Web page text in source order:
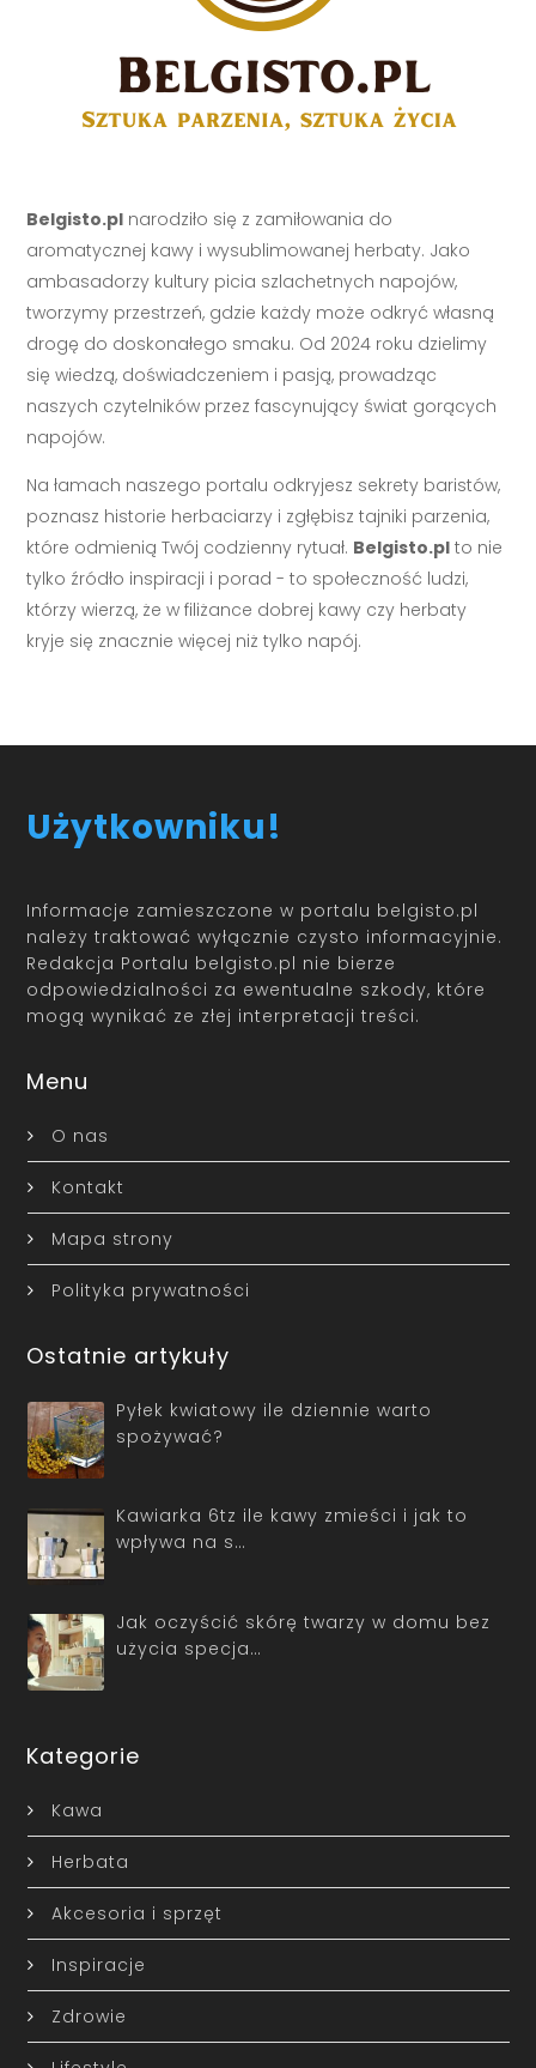
Belgisto.pl narodziło się z zamiłowania do
aromatycznej kawy i wysublimowanej herbaty. Jako
ambasadorzy kultury picia szlachetnych napojów,
tworzymy przestrzeń, gdzie każdy może odkryć własną
drogę do doskonałego smaku. Od 2024 roku dzielimy
się wiedzą, doświadczeniem i pasją, prowadząc
naszych czytelników przez fascynujący świat gorących
napojów.
Na łamach naszego portalu odkryjesz sekrety baristów,
poznasz historie herbaciarzy i zgłębisz tajniki parzenia,
które odmienią Twój codzienny rytuał. Belgisto.pl to nie
tylko źródło inspiracji i porad - to społeczność ludzi,
którzy wierzą, że w filiżance dobrej kawy czy herbaty
kryje się znacznie więcej niż tylko napój.
Użytkowniku!
Informacje zamieszczone w portalu belgisto.pl
należy traktować wyłącznie czysto informacyjnie.
Redakcja Portalu belgisto.pl nie bierze
odpowiedzialności za ewentualne szkody, które
mogą wynikać ze złej interpretacji treści.
Menu
O nas
Kontakt
Mapa strony
Polityka prywatności
Ostatnie artykuły
Pyłek kwiatowy ile dziennie warto
spożywać?
Kawiarka 6tz ile kawy zmieści i jak to
wpływa na s…
Jak oczyścić skórę twarzy w domu bez
użycia specja…
Kategorie
Kawa
Herbata
Akcesoria i sprzęt
Inspiracje
Zdrowie